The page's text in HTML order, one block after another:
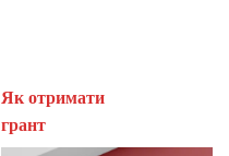
Як отримати